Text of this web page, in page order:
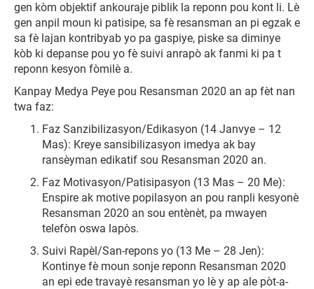
gen kòm objektif ankouraje piblik la reponn pou kont li. Lè
gen anpil moun ki patisipe, sa fè resansman an pi egzak e
sa fè lajan kontribyab yo pa gaspiye, piske sa diminye
kòb ki depanse pou yo fè suivi anrapò ak fanmi ki pa t
reponn kesyon fòmilè a.
Kanpay Medya Peye pou Resansman 2020 an ap fèt nan
twa faz:
Faz Sanzibilizasyon/Edikasyon (14 Janvye – 12
Mas): Kreye sansibilizasyon imedya ak bay
ransèyman edikatif sou Resansman 2020 an.
Faz Motivasyon/Patisipasyon (13 Mas – 20 Me):
Enspire ak motive popilasyon an pou ranpli kesyonè
Resansman 2020 an sou entènèt, pa mwayen
telefòn oswa lapòs.
Suivi Rapèl/San-repons yo (13 Me – 28 Jen):
Kontinye fè moun sonje reponn Resansman 2020
an epi ede travayè resansman yo lè y ap ale pòt-a-